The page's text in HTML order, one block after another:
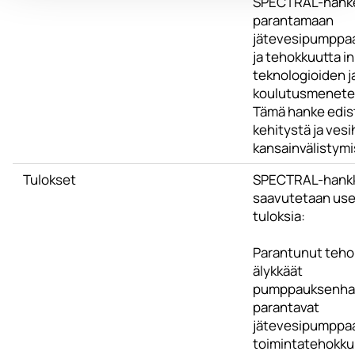
parantamaan
ja tehokkuutta
teknologioiden
Tämä hanke
kehitystä ja
Tulokset
SPECTRAL-
saavutetaan
tuloksia:
Parantunut
älykkäät
parantavat